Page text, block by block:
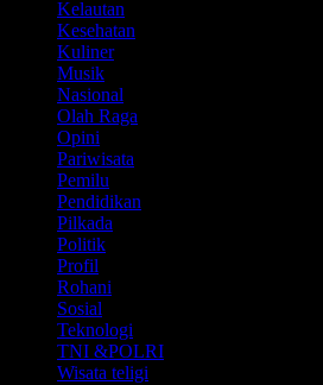
Kelautan
Kesehatan
Kuliner
Musik
Nasional
Olah Raga
Opini
Pariwisata
Pemilu
Pendidikan
Pilkada
Politik
Profil
Rohani
Sosial
Teknologi
TNI &POLRI
Wisata teligi